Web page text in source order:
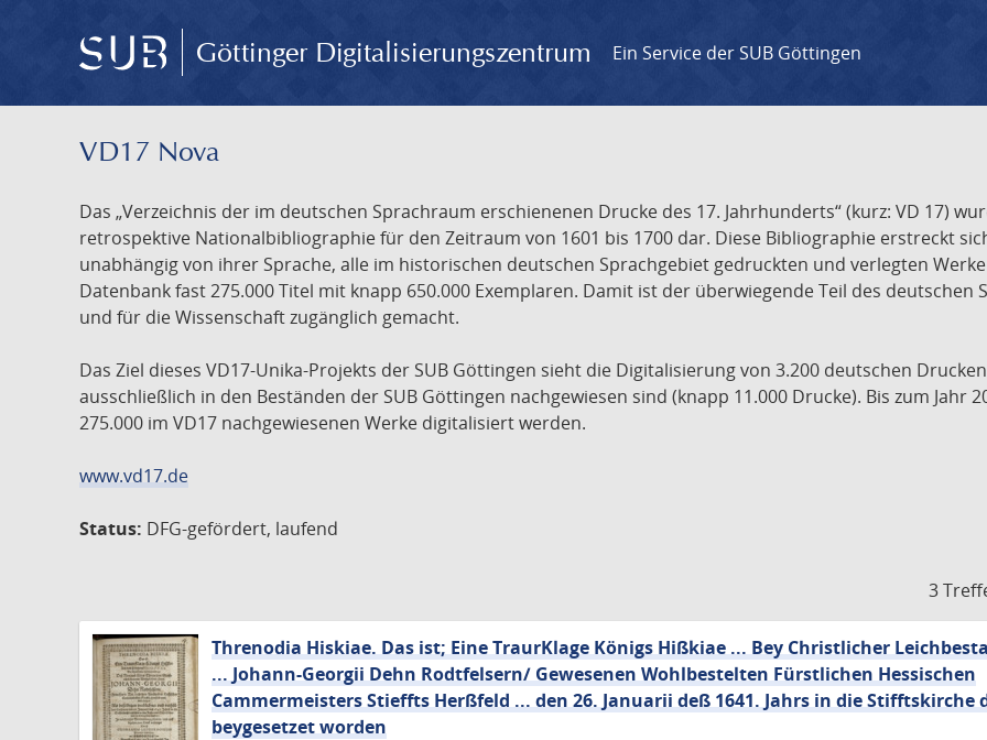
Göttinger Digitalisierungszentrum Ein Service der SUB Göttingen
VD17 Nova
Das „Verzeichnis der im deutschen Sprachraum erschienenen Drucke des 17. Jahrhunderts“ (kurz: VD 17)
retrospektive Nationalbibliographie für den Zeitraum von 1601 bis 1700 dar. Diese Bibliographie erstreckt
unabhängig von ihrer Sprache, alle im historischen deutschen Sprachgebiet gedruckten und verlegten
Datenbank fast 275.000 Titel mit knapp 650.000 Exemplaren. Damit ist der überwiegende Teil des
und für die Wissenschaft zugänglich gemacht.
Das Ziel dieses VD17-Unika-Projekts der SUB Göttingen sieht die Digitalisierung von 3.200 deutschen
ausschließlich in den Beständen der SUB Göttingen nachgewiesen sind (knapp 11.000 Drucke). Bis zum Jahr
275.000 im VD17 nachgewiesenen Werke digitalisiert werden.
www.vd17.de
Status: DFG-gefördert, laufend
3
Threnodia Hiskiae. Das ist; Eine TraurKlage Königs Hißkiae ... Bey Christlicher
... Johann-Georgii Dehn Rodtfelsern/ Gewesenen Wohlbestelten Fürstlichen Hessischen
Cammermeisters Stieffts Herßfeld ... den 26. Januarii deß 1641. Jahrs in die Stifftskirche
beygesetzet worden